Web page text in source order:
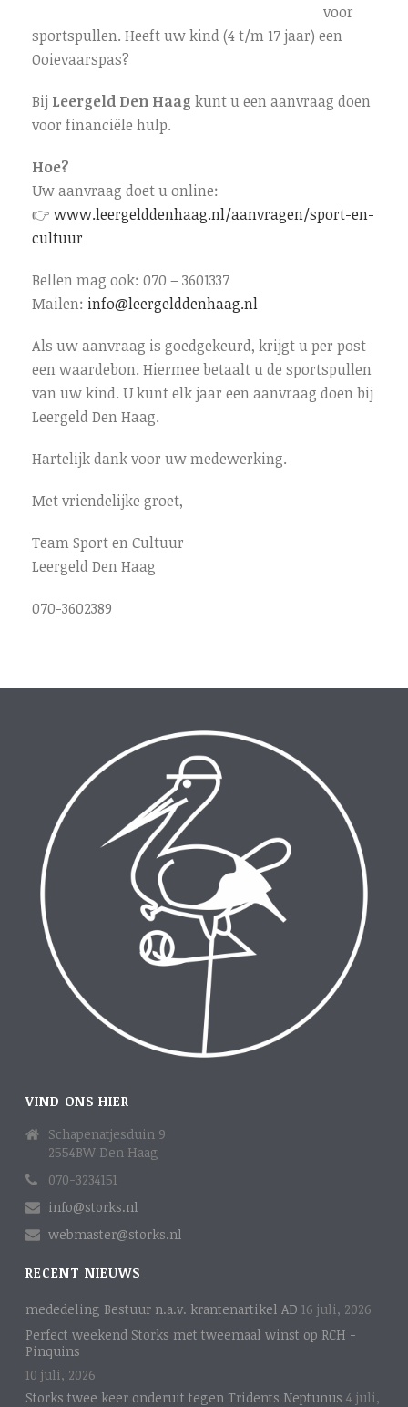
voor
sportspullen. Heeft uw kind (4 t/m 17 jaar) een
Ooievaarspas?
Bij Leergeld Den Haag kunt u een aanvraag doen
voor financiële hulp.
Hoe?
Uw aanvraag doet u online:
👉 www.leergelddenhaag.nl/aanvragen/sport-en-
cultuur
Bellen mag ook: 070 – 3601337
Mailen: info@leergelddenhaag.nl
Als uw aanvraag is goedgekeurd, krijgt u per post
een waardebon. Hiermee betaalt u de sportspullen
van uw kind. U kunt elk jaar een aanvraag doen bij
Leergeld Den Haag.
Hartelijk dank voor uw medewerking.
Met vriendelijke groet,
Team Sport en Cultuur
Leergeld Den Haag
070-3602389
VIND ONS HIER
Schapenatjesduin 9
2554BW Den Haag
070-3234151
info@storks.nl
webmaster@storks.nl
RECENT NIEUWS
mededeling Bestuur n.a.v. krantenartikel AD 16 juli, 2026
Perfect weekend Storks met tweemaal winst op RCH -
Pinquins
10 juli, 2026
Storks twee keer onderuit tegen Tridents Neptunus 4 juli,